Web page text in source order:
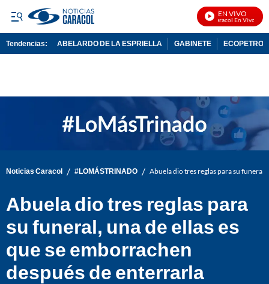
EN VIVO
Noticias Caracol En Vivo
Tendencias: ABELARDO DE LA ESPRIELLA GABINETE ECOPETROL
Noticias Caracol / #LOMÁSTRINADO / Abuela dio tres reglas para su funeral,
Abuela dio tres reglas para
su funeral, una de ellas es
que se emborrachen
después de enterrarla